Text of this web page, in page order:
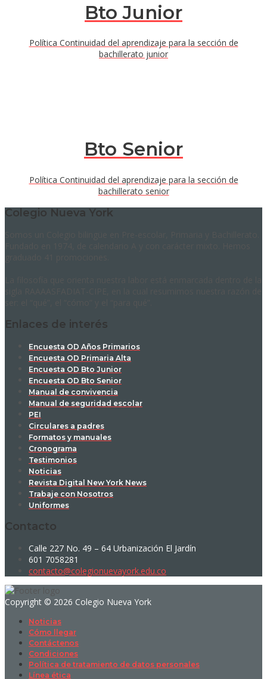
Bto Junior
Política Continuidad del aprendizaje para la sección de
bachillerato junior
Bto Senior
Política Continuidad del aprendizaje para la sección de
bachillerato senior
Colegio Nueva York
Enlaces de interés
Encuesta OD Años Primarios
Encuesta OD Primaria Alta
Encuesta OD Bto Junior
Encuesta OD Bto Senior
Manual de convivencia
Manual de seguridad escolar
PEI
Circulares a padres
Formatos y manuales
Cronograma
Testimonios
Noticias
Revista Digital New York News
Trabaje con Nosotros
Uniformes
Contacto
Calle 227 No. 49 – 64 Urbanización El Jardín
601 7058281
contacto@colegionuevayork.edu.co
Copyright © 2026 Colegio Nueva York
Noticias
Cómo llegar
Contáctenos
Condiciones
Política de tratamiento de datos personales
Línea ética